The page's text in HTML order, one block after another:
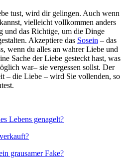
tust, wird dir gelingen. Auch wenn
vielleicht vollkommen anders
und das Richtige, um die Dinge
Akzeptiere das Sosein – das
wenn du alles an wahrer Liebe und
Sache der Liebe gesteckt hast, was
war– sie vergessen sollst. Der
– die Liebe – wird Sie vollenden, so
Lebens genagelt?
grausamer Fake?